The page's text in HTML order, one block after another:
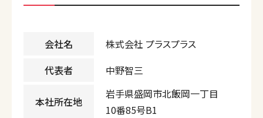
会社名
株式会社 プラスプラス
代表者
中野智三
本社所在地
岩手県盛岡市北飯岡一丁目
10番85号B1